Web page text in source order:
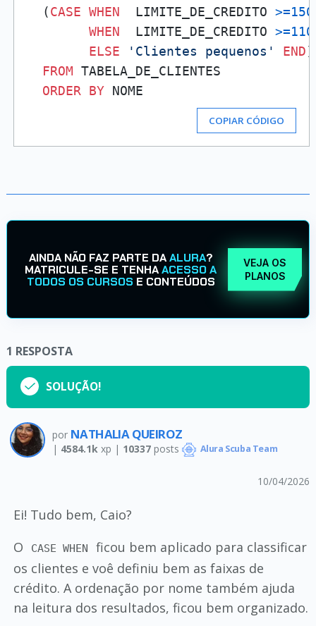
  (
CASE WHEN
  LIMITE_DE_CREDITO
>=
WHEN
  LIMITE_DE_CREDITO
>=
ELSE
'Clientes pequenos' END
FROM TABELA_DE_CLIENTES
ORDER
BY
COPIAR CÓDIGO
AINDA NÃO FAZ PARTE DAALURA?
MATRICULE-SE E TENHAACESSO A
TODOS OS CURSOS E CONTEÚDOS
VEJA OS
PLANOS
1 RESPOSTA
SOLUÇÃO!
por NATHALIA QUEIROZ
| 4584.1k xp | 10337posts Alura Scuba Team
10/04/2026
Ei! Tudo bem, Caio?
O
CASE WHEN
ficou bem aplicado para classificar
os clientes e voê definiu bem as faixas de
crédito. A ordenação por nome também ajuda
na leitura dos resultados, ficou bem organizado.